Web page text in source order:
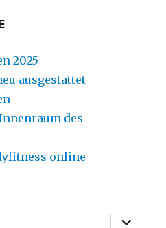
2025
ausgestattet
des
online